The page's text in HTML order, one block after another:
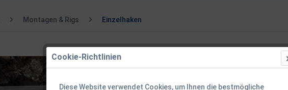
Montagen & Rigs Einzelhaken
Fox Wide
Micro
Cookie-Richtlinien
Diese Website verwendet Cookies, um Ihnen die bestmögliche